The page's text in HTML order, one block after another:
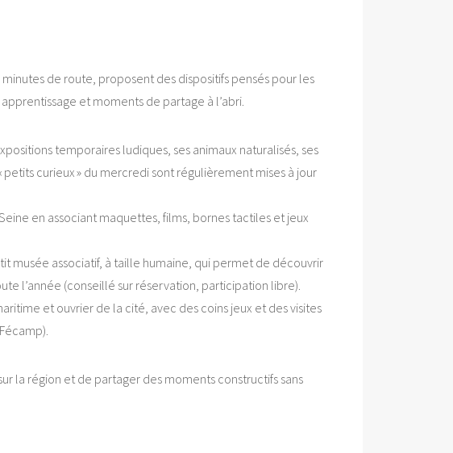
de route, proposent des dispositifs pensés pour les
et moments de partage à l’abri.
temporaires ludiques, ses animaux naturalisés, ses
curieux » du mercredi sont régulièrement mises à jour
en associant maquettes, films, bornes tactiles et jeux
musée associatif, à taille humaine, qui permet de découvrir
l’année (conseillé sur réservation, participation libre).
et ouvrier de la cité, avec des coins jeux et des visites
la région et de partager des moments constructifs sans